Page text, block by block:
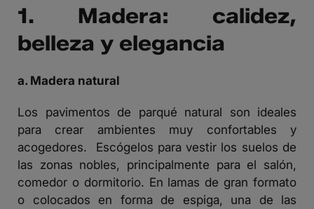
1. Madera: calidez,
belleza y elegancia
a. Madera natural
Los pavimentos de parqué natural son ideales
para crear ambientes muy confortables y
acogedores. Escógelos para vestir los suelos de
las zonas nobles, principalmente para el salón,
comedor o dormitorio. En lamas de gran formato
o colocados en forma de espiga, una de las